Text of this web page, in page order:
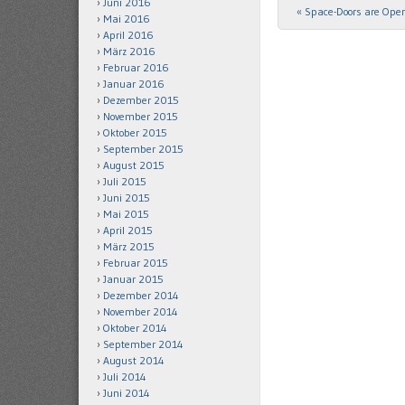
Post navigation
« Space-Doors are
Mai 2016
April 2016
März 2016
Februar 2016
Januar 2016
Dezember 2015
November 2015
Oktober 2015
September 2015
August 2015
Juli 2015
Juni 2015
Mai 2015
April 2015
März 2015
Februar 2015
Januar 2015
Dezember 2014
November 2014
Oktober 2014
September 2014
August 2014
Juli 2014
Juni 2014